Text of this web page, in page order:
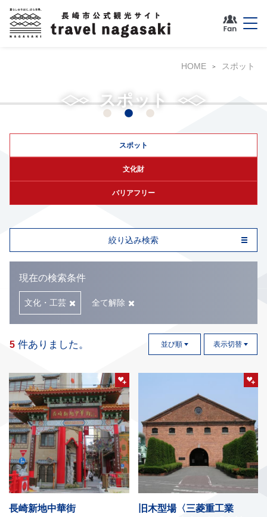
HOME スポット
スポット
スポット
文化財
バリアフリー
絞り込み検索
現在の検索条件
文化・工芸 全て解除
5 件ありました。 並び順 表示切替
長崎新地中華街
旧木型場〈三菱重工業